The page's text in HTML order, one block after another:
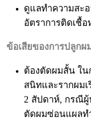
ดูแลทำความสะ
อัตราการติดเชื้
ข้อเสียของการปลูกผ
ต้องตัดผมสั้น ใ
สนิทและรากผม
2 สัปดาห์, กรณีผู้
ตัดผมซ่อนแผลท